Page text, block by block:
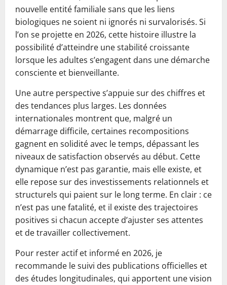
nouvelle entité familiale sans que les liens
biologiques ne soient ni ignorés ni survalorisés. Si
l’on se projette en 2026, cette histoire illustre la
possibilité d’atteindre une stabilité croissante
lorsque les adultes s’engagent dans une démarche
consciente et bienveillante.
Une autre perspective s’appuie sur des chiffres et
des tendances plus larges. Les données
internationales montrent que, malgré un
démarrage difficile, certaines recompositions
gagnent en solidité avec le temps, dépassant les
niveaux de satisfaction observés au début. Cette
dynamique n’est pas garantie, mais elle existe, et
elle repose sur des investissements relationnels et
structurels qui paient sur le long terme. En clair : ce
n’est pas une fatalité, et il existe des trajectoires
positives si chacun accepte d’ajuster ses attentes
et de travailler collectivement.
Pour rester actif et informé en 2026, je
recommande le suivi des publications officielles et
des études longitudinales, qui apportent une vision